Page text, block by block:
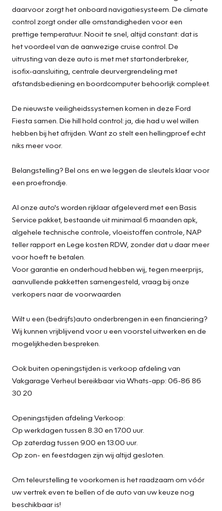
daarvoor zorgt het onboard navigatiesysteem. De climate
control zorgt onder alle omstandigheden voor een
prettige temperatuur. Nooit te snel, altijd constant: dat is
het voordeel van de aanwezige cruise control. De
uitrusting van deze auto is met met startonderbreker,
isofix-aansluiting, centrale deurvergrendeling met
afstandsbediening en boordcomputer behoorlijk compleet.
De nieuwste veiligheidssystemen komen in deze Ford
Fiesta samen. Die hill hold control: ja, die had u wel willen
hebben bij het afrijden. Want zo stelt een hellingproef echt
niks meer voor.
Belangstelling? Bel ons en we leggen de sleutels klaar voor
een proefrondje.
Al onze auto's worden rijklaar afgeleverd met een Basis
Service pakket, bestaande uit minimaal 6 maanden apk,
algehele technische controle, vloeistoffen controle, NAP
teller rapport en Lege kosten RDW, zonder dat u daar meer
voor hoeft te betalen.
Voor garantie en onderhoud hebben wij, tegen meerprijs,
aanvullende pakketten samengesteld, vraag bij onze
verkopers naar de voorwaarden
Wilt u een (bedrijfs)auto onderbrengen in een financiering?
Wij kunnen vrijblijvend voor u een voorstel uitwerken en de
mogelijkheden bespreken.
Ook buiten openingstijden is verkoop afdeling van
Vakgarage Verheul bereikbaar via Whats-app: 06-86 86
30 20
Openingstijden afdeling Verkoop:
Op werkdagen tussen 8.30 en 17.00 uur.
Op zaterdag tussen 9.00 en 13.00 uur.
Op zon- en feestdagen zijn wij altijd gesloten.
Om teleurstelling te voorkomen is het raadzaam om vóór
uw vertrek even te bellen of de auto van uw keuze nog
beschikbaar is!